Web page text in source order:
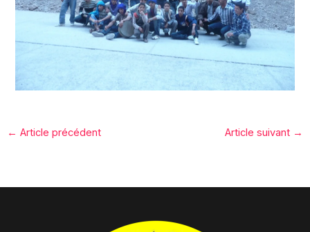
← Article précédent Article suivant →